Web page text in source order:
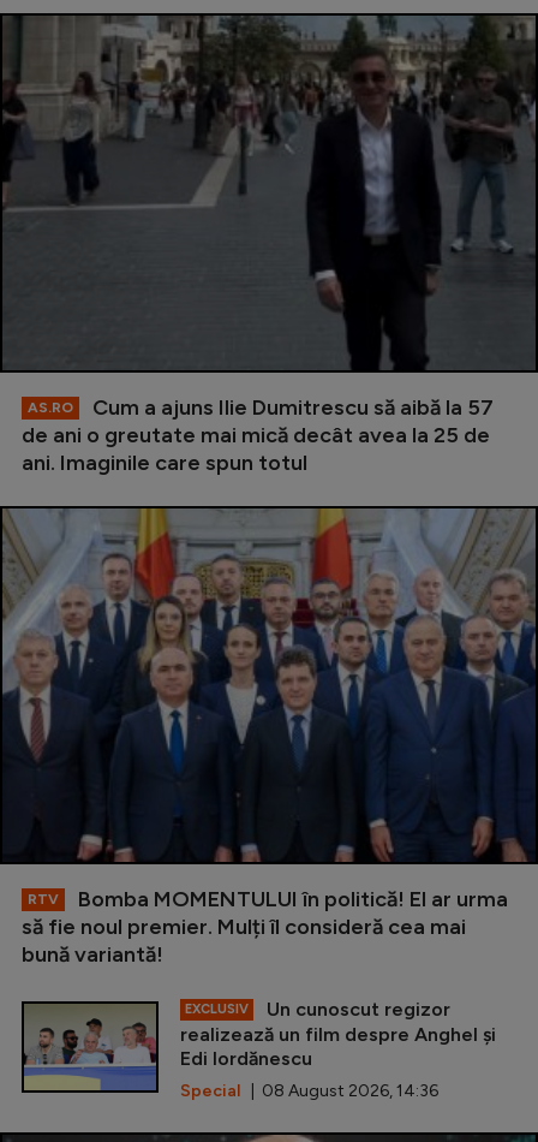
AS.RO
Cum a ajuns Ilie Dumitrescu să aibă la 57
de ani o greutate mai mică decât avea la 25 de
ani. Imaginile care spun totul
RTV
Bomba MOMENTULUI în politică! El ar urma
să fie noul premier. Mulți îl consideră cea mai
bună variantă!
EXCLUSIV
Un cunoscut regizor
realizează un film despre Anghel și
Edi Iordănescu
Special | 08 August 2026, 14:36